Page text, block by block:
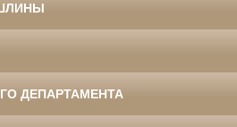
ДЕПАРТАМЕНТА